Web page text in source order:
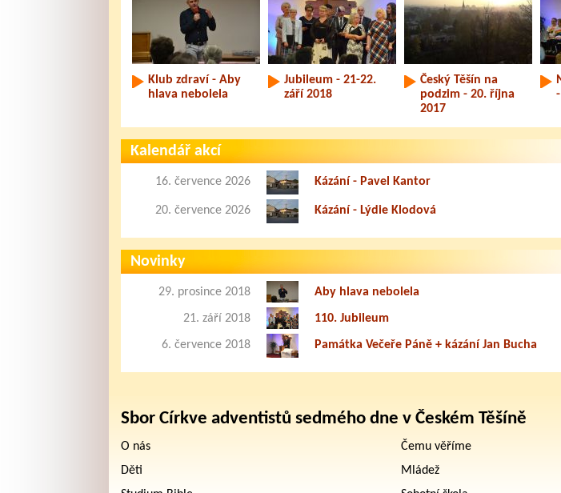
Klub zdraví - Aby
hlava nebolela
Jubileum - 21-22.
září 2018
Český Těšín na
podzim - 20. října
2017
Kalendář akcí
16. července 2026 Kázání - Pavel Kantor
20. července 2026 Kázání - Lýdie Klodová
Novinky
29. prosince 2018 Aby hlava nebolela
21. září 2018 110. Jubileum
6. července 2018 Památka Večeře Páně + kázání Jan Bucha
Sbor Církve adventistů sedmého dne v Českém Těšíně
O nás Čemu věříme
Děti
Mládež